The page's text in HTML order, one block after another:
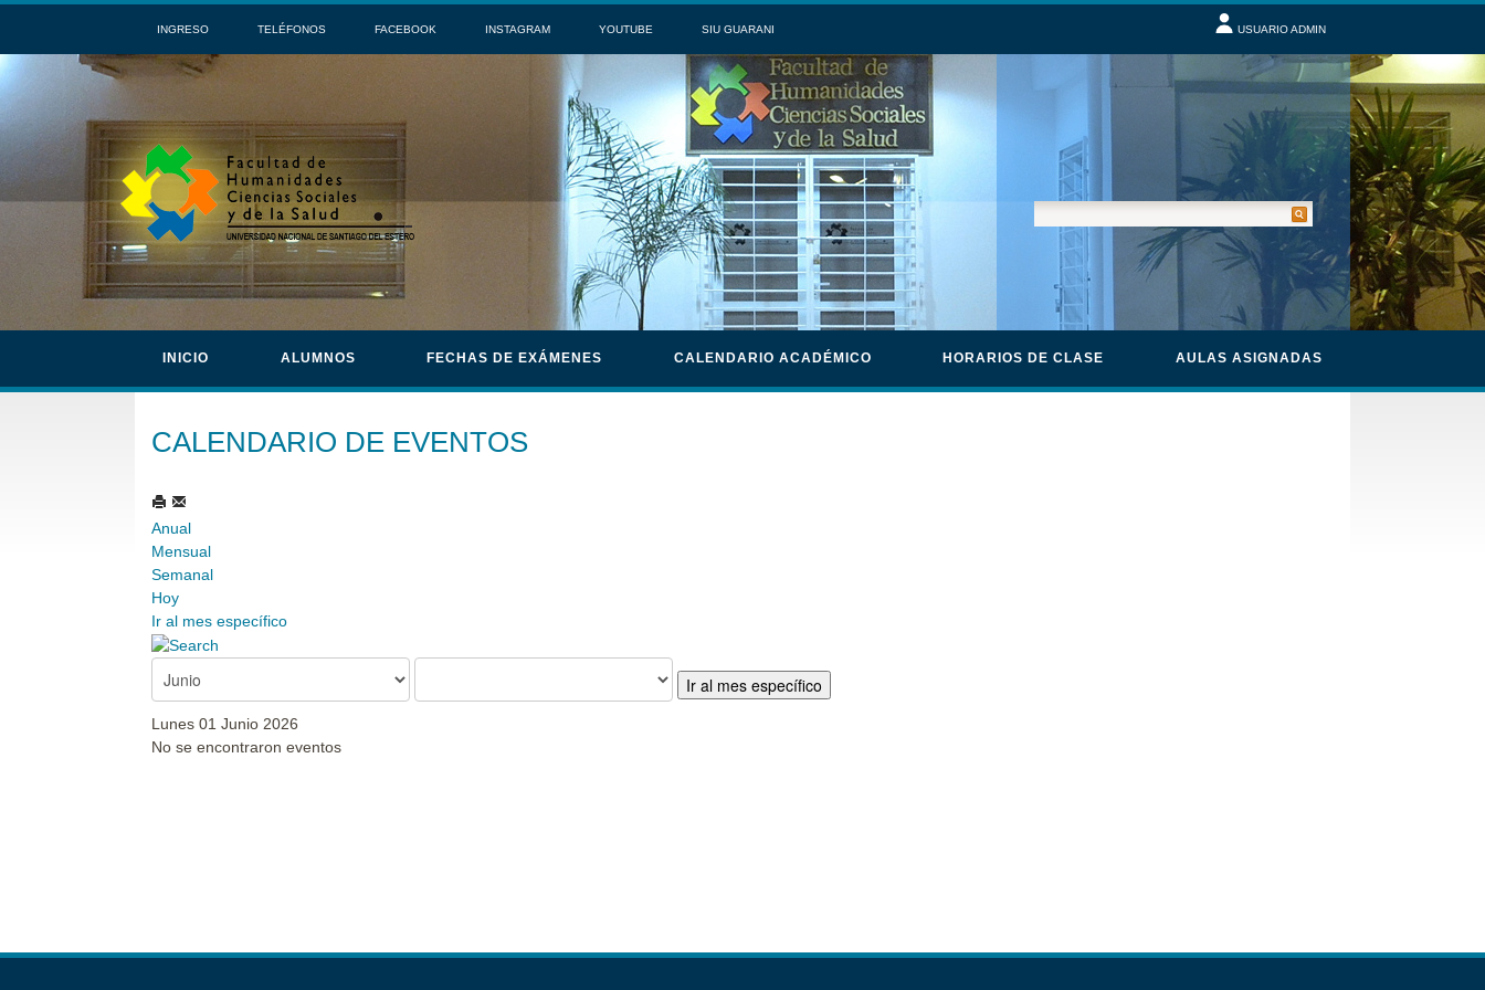
INGRESO TELÉFONOS FACEBOOK INSTAGRAM YOUTUBE SIU GUARANI USUARIO ADMIN
INICIO ALUMNOS FECHAS DE EXÁMENES CALENDARIO ACADÉMICO HORARIOS DE CLASE AULAS ASIGNADAS
CALENDARIO DE EVENTOS
Anual
Mensual
Semanal
Hoy
Ir al mes específico
Ir al mes específico
Lunes 01 Junio 2026
No se encontraron eventos